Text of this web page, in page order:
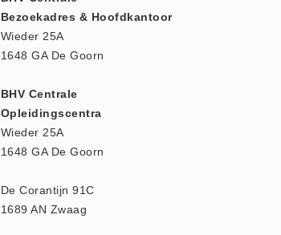
Bezoekadres & Hoofdkantoor
Wieder 25A
1648 GA De Goorn
BHV Centrale
Opleidingscentra
Wieder 25A
1648 GA De Goorn
De Corantijn 91C
1689 AN Zwaag